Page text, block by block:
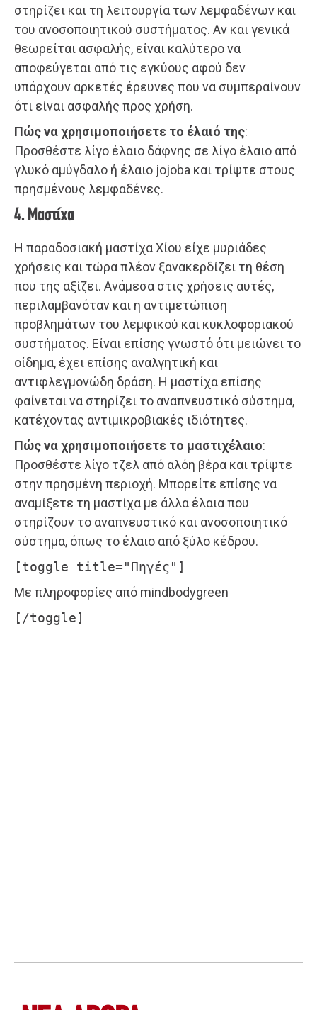
στηρίζει και τη λειτουργία των λεμφαδένων και
του ανοσοποιητικού συστήματος. Αν και γενικά
θεωρείται ασφαλής, είναι καλύτερο να
αποφεύγεται από τις εγκύους αφού δεν
υπάρχουν αρκετές έρευνες που να συμπεραίνουν
ότι είναι ασφαλής προς χρήση.
Πώς να χρησιμοποιήσετε το έλαιό της:
Προσθέστε λίγο έλαιο δάφνης σε λίγο έλαιο από
γλυκό αμύγδαλο ή έλαιο jojoba και τρίψτε στους
πρησμένους λεμφαδένες.
4. Μαστίχα
Η παραδοσιακή μαστίχα Χίου είχε μυριάδες
χρήσεις και τώρα πλέον ξανακερδίζει τη θέση
που της αξίζει. Ανάμεσα στις χρήσεις αυτές,
περιλαμβανόταν και η αντιμετώπιση
προβλημάτων του λεμφικού και κυκλοφοριακού
συστήματος. Είναι επίσης γνωστό ότι μειώνει το
οίδημα, έχει επίσης αναλγητική και
αντιφλεγμονώδη δράση. Η μαστίχα επίσης
φαίνεται να στηρίζει το αναπνευστικό σύστημα,
κατέχοντας αντιμικροβιακές ιδιότητες.
Πώς να χρησιμοποιήσετε το μαστιχέλαιο:
Προσθέστε λίγο τζελ από αλόη βέρα και τρίψτε
στην πρησμένη περιοχή. Μπορείτε επίσης να
αναμίξετε τη μαστίχα με άλλα έλαια που
στηρίζουν το αναπνευστικό και ανοσοποιητικό
σύστημα, όπως το έλαιο από ξύλο κέδρου.
[toggle title="Πηγές"]
Με πληροφορίες από mindbodygreen
[/toggle]